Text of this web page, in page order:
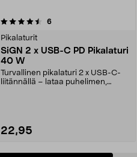
6arvostelut
Pikalaturit
SiGN 2 x USB-C PD Pikalaturi
40 W
Turvallinen pikalaturi 2 x USB-C-
liitännällä – lataa puhelimen,
22,95
4.5 viidestä